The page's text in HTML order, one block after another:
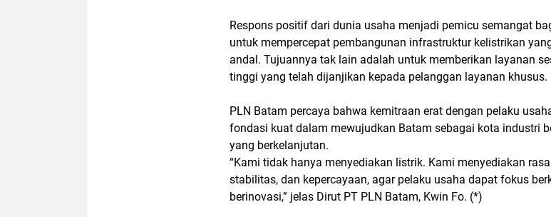
Respons positif dari dunia usaha menjadi pemicu semangat
untuk mempercepat pembangunan infrastruktur kelistrikan
andal. Tujuannya tak lain adalah untuk memberikan layanan
tinggi yang telah dijanjikan kepada pelanggan layanan khusus.
PLN Batam percaya bahwa kemitraan erat dengan pelaku
fondasi kuat dalam mewujudkan Batam sebagai kota industri
yang berkelanjutan.
“Kami tidak hanya menyediakan listrik. Kami menyediakan
stabilitas, dan kepercayaan, agar pelaku usaha dapat fokus
berinovasi,” jelas Dirut PT PLN Batam, Kwin Fo. (*)